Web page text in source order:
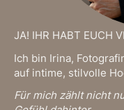
JA! IHR HABT EUCH
Ich bin Irina,
auf intime, stilvolle
Für mich zählt nicht